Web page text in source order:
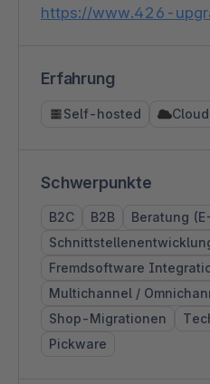
https://www.426-
Erfahrung
Self-hosted Cloud
Schwerpunkte
B2C B2B
Beratung
Fremdsoftware
Multichannel /
Shop-Migrationen
Pickware